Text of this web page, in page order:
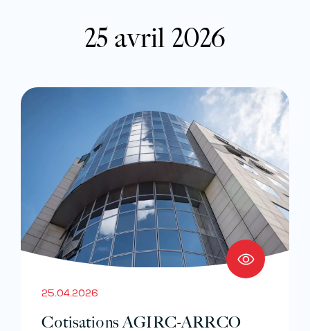
25 avril 2026
25.04.2026
Cotisations AGIRC-ARRCO